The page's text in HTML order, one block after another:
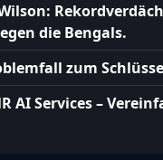
die Bengals.
zum
AI Services –